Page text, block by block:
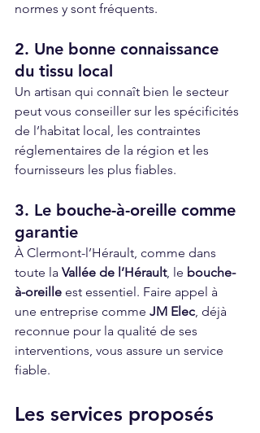
normes y sont fréquents.
2. Une bonne connaissance
du tissu local
Un artisan qui connaît bien le secteur
peut vous conseiller sur les spécificités
de l’habitat local, les contraintes
réglementaires de la région et les
fournisseurs les plus fiables.
3. Le bouche-à-oreille comme
garantie
À Clermont-l’Hérault, comme dans
toute la Vallée de l’Hérault, le bouche-
à-oreille est essentiel. Faire appel à
une entreprise comme JM Elec, déjà
reconnue pour la qualité de ses
interventions, vous assure un service
fiable.
Les services proposés